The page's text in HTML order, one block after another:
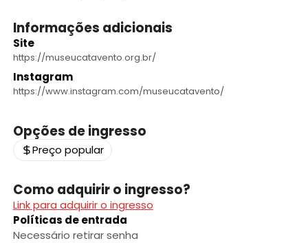
Informações adicionais
Site
https://museucatavento.org.br/
Instagram
https://www.instagram.com/museucatavento/
Opções de ingresso
Preço popular
Como adquirir o ingresso?
Link para adquirir o ingresso
Políticas de entrada
Necessário retirar senha